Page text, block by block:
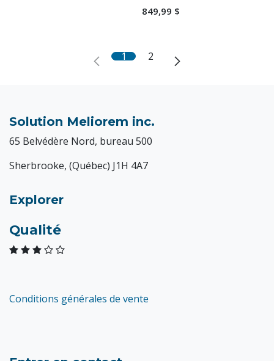
849,99 $
1 2
Solution Meliorem inc.
65 Belvédère Nord, bureau 500
Sherbrooke, (Québec) J1H 4A7
Explorer
Qualité
Conditions générales de vente